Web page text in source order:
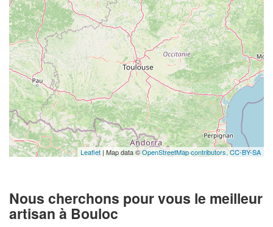
Leaflet | Map data ©OpenStreetMap contributors, CC-BY-SA
Nous cherchons pour vous le meilleur
artisan à Bouloc